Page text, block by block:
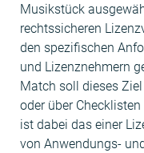
Musik­stück
rechtssicheren
den spez­i­fis­chen
und Lizen­znehmern
Match soll dieses
oder über
ist dabei das ein­er
von Anwen­dungs-